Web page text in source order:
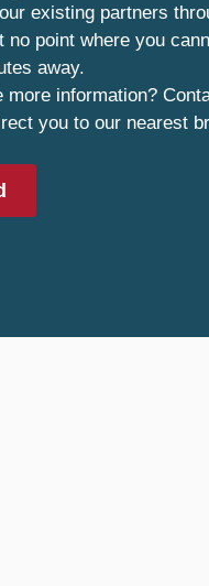
existing partners
no point where you
away.
more information?
you to our nearest